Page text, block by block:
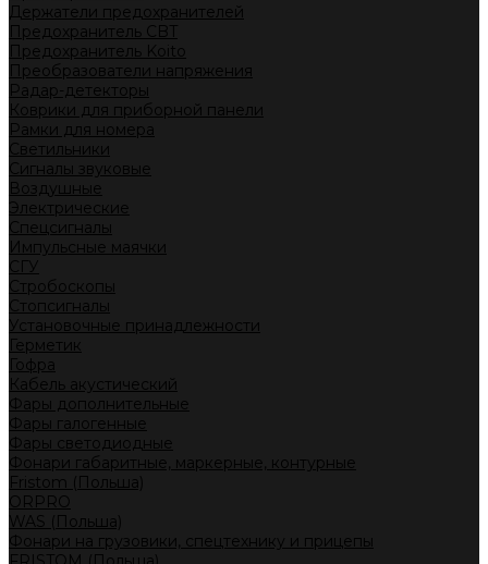
Держатели предохранителей
Предохранитель CBT
Предохранитель Koito
Преобразователи напряжения
Радар-детекторы
Коврики для приборной панели
Рамки для номера
Светильники
Сигналы звуковые
Воздушные
Электрические
Спецсигналы
Импульсные маячки
СГУ
Стробоскопы
Стопсигналы
Установочные принадлежности
Герметик
Гофра
Кабель акустический
Фары дополнительные
Фары галогенные
Фары светодиодные
Фонари габаритные, маркерные, контурные
Fristom (Польша)
ORPRO
WAS (Польша)
Фонари на грузовики, спецтехнику и прицепы